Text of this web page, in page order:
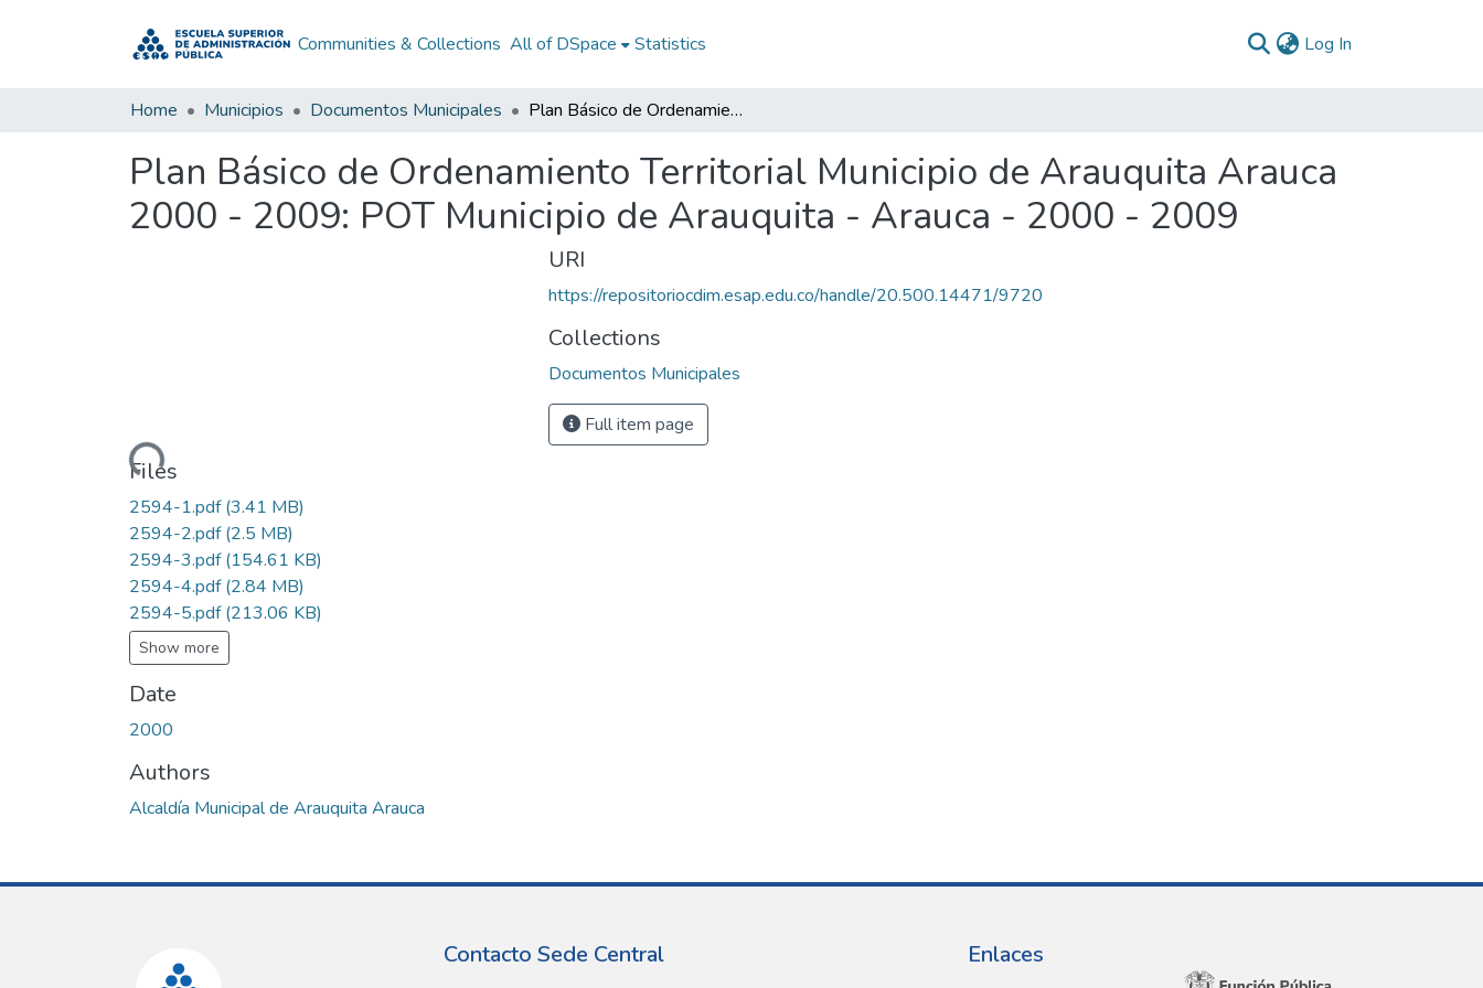
Communities & Collections All of DSpace Statistics Log In
Home Municipios Documentos Municipales Plan Básico de Ordenamiento Territorial Municipio de Arauquita Arauca 2000 - 2009: POT Municipio de Arauquita - Arauca - 2000 - 2009
Plan Básico de Ordenamiento Territorial Municipio de Arauquita Arauca
2000 - 2009: POT Municipio de Arauquita - Arauca - 2000 - 2009
Loading...
Files
2594-1.pdf(3.41 MB)
2594-2.pdf(2.5 MB)
2594-3.pdf(154.61 KB)
2594-4.pdf(2.84 MB)
2594-5.pdf(213.06 KB)
Show more
Date
2000
Authors
Alcaldía Municipal de Arauquita Arauca
URI
https://repositoriocdim.esap.edu.co/handle/20.500.14471/9720
Collections
Documentos Municipales
Full item page
Contacto Sede Central Enlaces